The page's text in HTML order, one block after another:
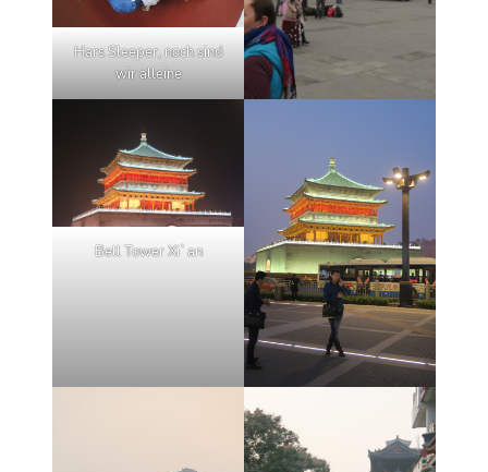
Hars Sleeper, noch sind
wir alleine
Bell Tower Xi`an